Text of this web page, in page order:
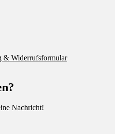
& Widerrufsformular
Nachricht!